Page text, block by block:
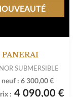
PANERAI
SUBMERSIBLE
neuf : 6 300,00 €
: 4 090,00 €